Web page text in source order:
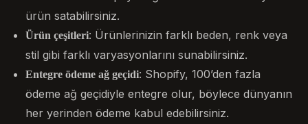
ürün satabilirsiniz.
Ürün çeşitleri: Ürünlerinizin farklı beden, renk veya
stil gibi farklı varyasyonlarını sunabilirsiniz.
Entegre ödeme ağ geçidi: Shopify, 100’den fazla
ödeme ağ geçidiyle entegre olur, böylece dünyanın
her yerinden ödeme kabul edebilirsiniz.